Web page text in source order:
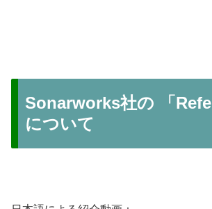
Sonarworks社の 「
について